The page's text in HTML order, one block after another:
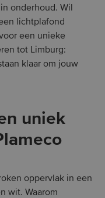
onderhoud. Wil
lichtplafond
een unieke
tot Limburg:
klaar om jouw
uniek
oppervlak in een
wit. Waarom